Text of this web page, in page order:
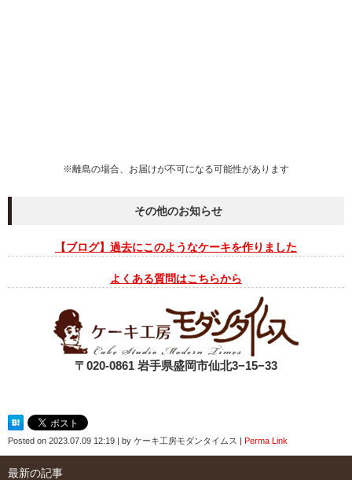
※離島の場合、お届けが不可になる可能性があります
その他のお知らせ
【ブログ】過去にこのようなケーキを作りました
よくある質問はこちらから
〒020-0861 岩手県盛岡市仙北3−15−33
Posted on 2023.07.09 12:19 | by ケーキ工房モダンタイムス | Perma Link
最新の記事